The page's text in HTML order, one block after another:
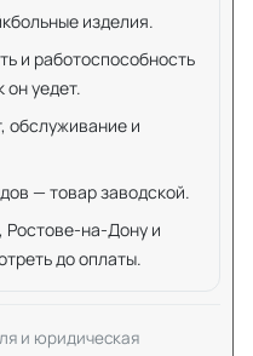
изделия.
и работоспособность
он уедет.
обслуживание и
— товар заводской.
на-Дону и
до оплаты.
и юридическая